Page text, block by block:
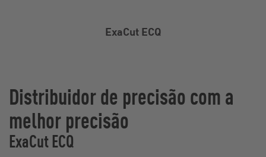
ExaCut ECQ
Distribuidor de precisão com a
melhor precisão
ExaCut ECQ